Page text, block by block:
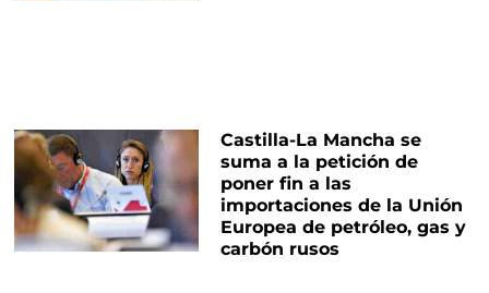
Castilla-La Mancha se
suma a la petición de
poner fin a las
importaciones de la Unión
Europea de petróleo, gas y
carbón rusos